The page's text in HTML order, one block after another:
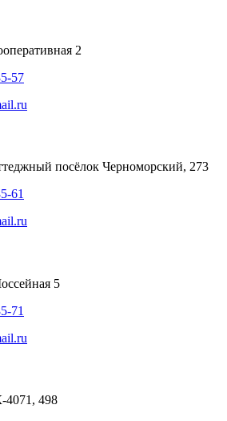
2
57
посёлок Черноморский, 273
61
5
71
4071, 498